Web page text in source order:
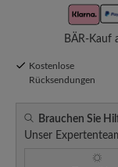
BÄR-Kauf
Kostenlose
Rücksendungen
Brauchen Sie
Unser